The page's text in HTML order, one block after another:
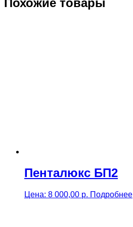
Пенталюкс БП2
Цена: 8 000,00 р. Подробнее